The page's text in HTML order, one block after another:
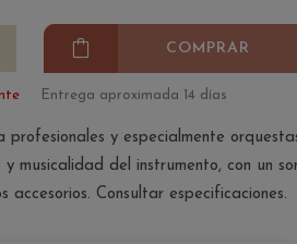
COMPRAR
Entrega aproximada 14 días
y especialmente
musicalidad del instrumento, con un
accesorios. Consultar especificaciones.